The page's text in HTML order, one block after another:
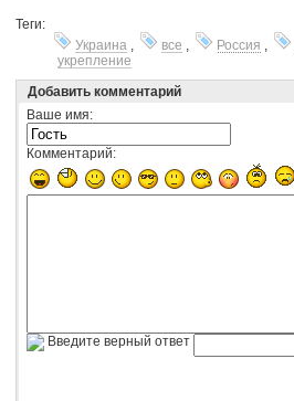
Теги:
Украина , все , Россия ,
укрепление
Добавить комментарий
Ваше имя:
Комментарий:
Введите верный ответ